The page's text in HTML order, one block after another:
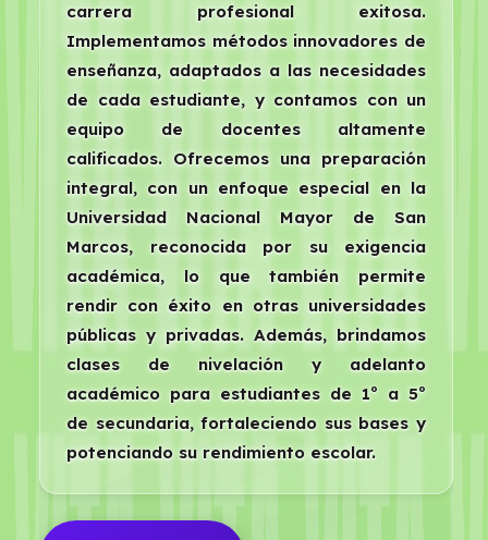
carrera profesional exitosa.
Implementamos métodos innovadores de
enseñanza, adaptados a las necesidades
de cada estudiante, y contamos con un
equipo de docentes altamente
calificados. Ofrecemos una preparación
integral, con un enfoque especial en la
Universidad Nacional Mayor de San
Marcos, reconocida por su exigencia
académica, lo que también permite
rendir con éxito en otras universidades
públicas y privadas. Además, brindamos
clases de nivelación y adelanto
académico para estudiantes de 1º a 5º
de secundaria, fortaleciendo sus bases y
potenciando su rendimiento escolar.